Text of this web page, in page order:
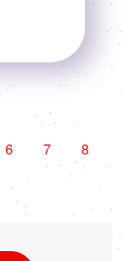
Page
6 Page
7 Page
8